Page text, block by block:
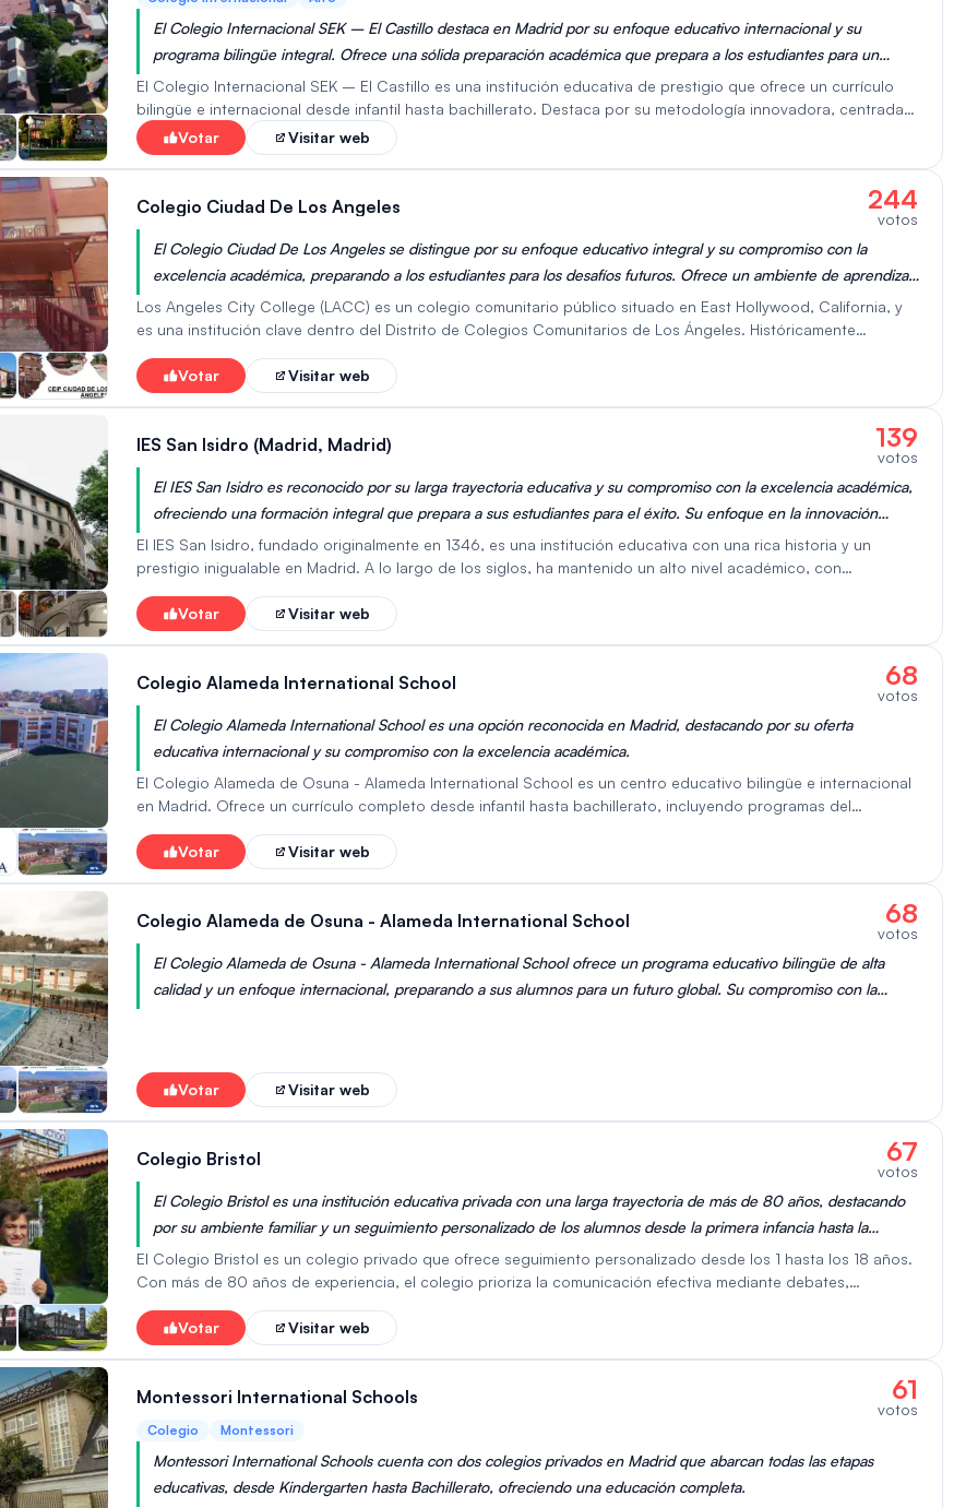
El Colegio Internacional SEK – El Castillo destaca en Madrid por su enfoque educativo internacional y su
programa bilingüe integral. Ofrece una sólida preparación académica que prepara a los estudiantes para un
futuro global, integrando metodologías innovadoras y un currículo exigente.
El Colegio Internacional SEK – El Castillo es una institución educativa de prestigio que ofrece un currículo
bilingüe e internacional desde infantil hasta bachillerato. Destaca por su metodología innovadora, centrada
en el aprendizaje experiencial y el desarrollo de habilidades del siglo XXI. Cuenta con modernas instalaciones
deportivas, artísticas y tecnológicas. Los pros incluyen una alta calidad académica, un enfoque holístico en el
coste de la matrícula, que puede ser elevado. Es ideal para familias que buscan una educación global,
Votar Visitar web
Colegio Ciudad De Los Angeles 244
votos
El Colegio Ciudad De Los Angeles se distingue por su enfoque educativo integral y su compromiso con la
excelencia académica, preparando a los estudiantes para los desafíos futuros. Ofrece un ambiente de aprendizaje
enriquecedor con programas innovadores que fomentan el desarrollo personal y profesional de su alumnado.
Los Angeles City College (LACC) es un colegio comunitario público situado en East Hollywood, California, y
es una institución clave dentro del Distrito de Colegios Comunitarios de Los Ángeles. Históricamente
aproximadamente 15,000 estudiantes. El colegio ofrece una amplia gama de más de 100 programas
vocacionales y profesionales, junto con varias vías académicas que incluyen educación general, STEM, salud,
académico, vocacional, profesional y personal, con el objetivo de fomentar un ambiente de aprendizaje
dinámico e innovador para todos sus estudiantes.
Votar Visitar web
IES San Isidro (Madrid, Madrid) 139
votos
El IES San Isidro es reconocido por su larga trayectoria educativa y su compromiso con la excelencia académica,
ofreciendo una formación integral que prepara a sus estudiantes para el éxito. Su enfoque en la innovación
pedagógica y la calidad de su profesorado lo consolidan como una institución educativa de referencia en Madrid.
El IES San Isidro, fundado originalmente en 1346, es una institución educativa con una rica historia y un
prestigio inigualable en Madrid. A lo largo de los siglos, ha mantenido un alto nivel académico, con
y su tradición educativa lo convierten en un centro muy solicitado. Es ideal para estudiantes que buscan un
entorno con un profundo sentido de la historia y una educación de calidad probada.
Votar Visitar web
Colegio Alameda International School 68
votos
El Colegio Alameda International School es una opción reconocida en Madrid, destacando por su oferta
educativa internacional y su compromiso con la excelencia académica.
El Colegio Alameda de Osuna - Alameda International School es un centro educativo bilingüe e internacional
en Madrid. Ofrece un currículo completo desde infantil hasta bachillerato, incluyendo programas del
excelencia académica con valores y habilidades para el siglo XXI. Sus modernas instalaciones y profesorado
cualificado garantizan un entorno de aprendizaje estimulante. Es ideal para familias que buscan una
universidades de todo el mundo. Un posible inconveniente es el coste de la matrícula.
Votar Visitar web
Colegio Alameda de Osuna - Alameda International School 68
votos
El Colegio Alameda de Osuna - Alameda International School ofrece un programa educativo bilingüe de alta
calidad y un enfoque internacional, preparando a sus alumnos para un futuro global. Su compromiso con la
Votar Visitar web
Colegio Bristol 67
votos
El Colegio Bristol es una institución educativa privada con una larga trayectoria de más de 80 años, destacando
por su ambiente familiar y un seguimiento personalizado de los alumnos desde la primera infancia hasta la
educación secundaria.
El Colegio Bristol es un colegio privado que ofrece seguimiento personalizado desde los 1 hasta los 18 años.
Con más de 80 años de experiencia, el colegio prioriza la comunicación efectiva mediante debates,
ofreciendo apoyo y recursos personalizados para ayudarles a alcanzar sus metas. El colegio también ofrece
programas educativos y recreativos que estimulan la creatividad, la imaginación y el aprendizaje. El Colegio
Votar Visitar web
Montessori International Schools 61
votos
Colegio Montessori
Montessori International Schools cuenta con dos colegios privados en Madrid que abarcan todas las etapas
educativas, desde Kindergarten hasta Bachillerato, ofreciendo una educación completa.